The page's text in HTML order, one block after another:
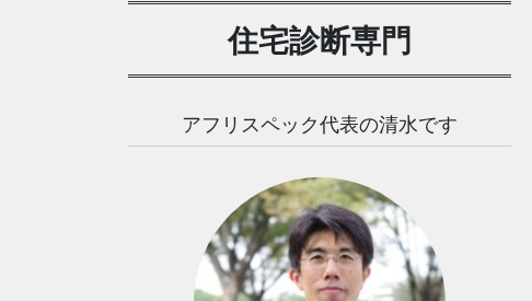
住宅診断専門
アフリスペック代表の清水です